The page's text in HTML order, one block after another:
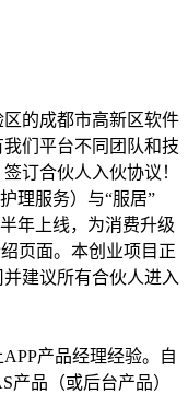
的成都市高新区软件
们平台不同团队和技
订合伙人入伙协议！
理服务）与“服居”
年上线，为消费升级
页面。本创业项目正
建议所有合伙人进入
产品经理经验。自
产品（或后台产品）